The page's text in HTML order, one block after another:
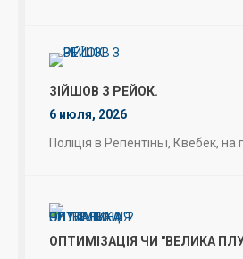
ЗІЙШОВ З РЕЙОК.
6 июля, 2026
Поліція в Репентіньї, Квебек, на
ОПТИМІЗАЦІЯ ЧИ "ВЕЛИКА